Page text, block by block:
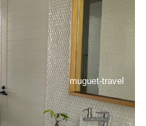
muguet-travel